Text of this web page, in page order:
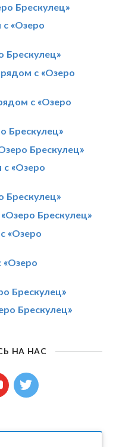
Брескулец»
«Озеро
Брескулец»
с «Озеро
с «Озеро
Брескулец»
Брескулец»
«Озеро
Брескулец»
Брескулец»
«Озеро
Брескулец»
Брескулец»
НА НАС